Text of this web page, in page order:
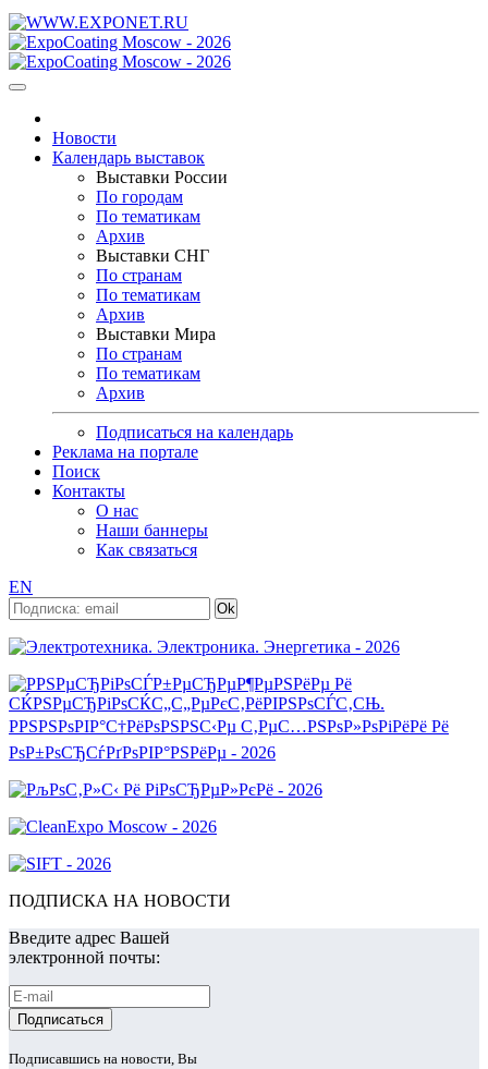
Новости
Календарь выставок
Выставки России
По городам
По тематикам
Архив
Выставки СНГ
По странам
По тематикам
Архив
Выставки Мира
По странам
По тематикам
Архив
Подписаться на календарь
Реклама на портале
Поиск
Контакты
О нас
Наши баннеры
Как связаться
EN
ПОДПИСКА НА НОВОСТИ
Введите адрес Вашей
электронной почты:
Подписавшись на новости, Вы